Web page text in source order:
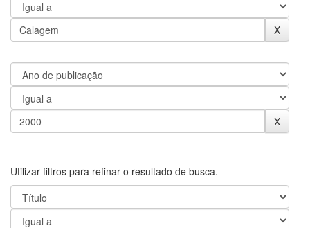
Utilizar filtros para refinar o resultado de busca.